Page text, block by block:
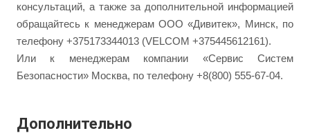
консультаций, а также за дополнительной информацией
обращайтесь к менеджерам ООО «Дивитек», Минск, по
телефону +375173344013 (VELCOM +375445612161).
Или к менеджерам компании «Сервис Систем
Безопасности» Москва, по телефону +8(800) 555-67-04.
Дополнительно